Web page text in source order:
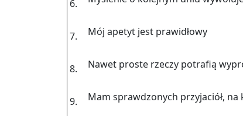
6.
7. Mój ape­tyt jest pra­wi­dło­wy
8. Nawet pro­ste rze­czy po­tra­fią
9. Mam spraw­dzo­nych przy­ja­ciół,